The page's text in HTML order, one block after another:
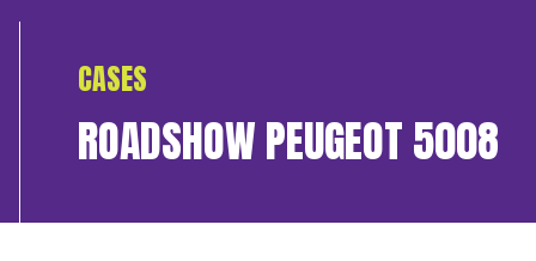
CASES
ROADSHOW PEUGEOT 5008